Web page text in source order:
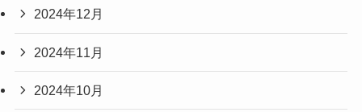
2024年12月
2024年11月
2024年10月